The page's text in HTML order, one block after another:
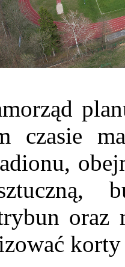
czasie
oraz